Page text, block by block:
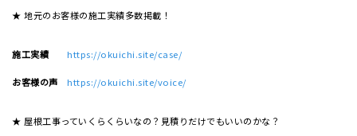
★ 地元のお客様の施工実績多数掲載！
施工実績 https://okuichi.site/case/
お客様の声 https://okuichi.site/voice/
★ 屋根工事っていくらくらいなの？見積りだけでもいいのかな？